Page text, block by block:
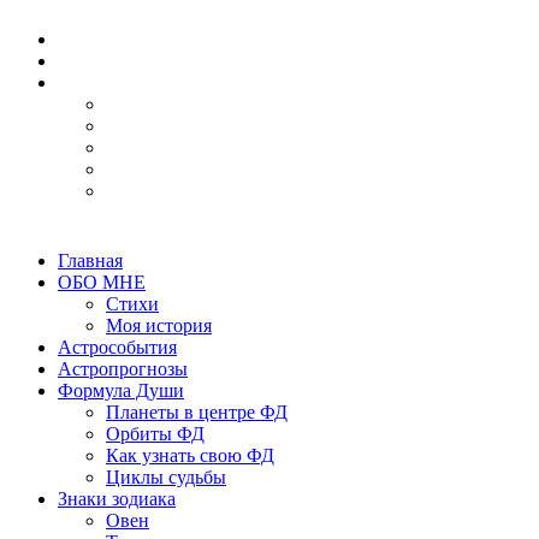
Главная
ОБО МНЕ
Стихи
Моя история
Астрособытия
Астропрогнозы
Формула Души
Планеты в центре ФД
Орбиты ФД
Как узнать свою ФД
Циклы судьбы
Знаки зодиака
Овен